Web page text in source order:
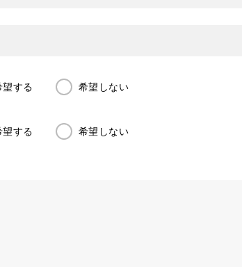
望する 希望しない
望する 希望しない